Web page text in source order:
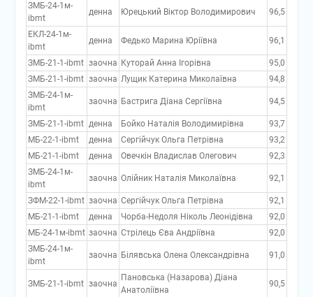
ЗМБ-24-1м-
ibmt
денна Юрецький Віктор Володимирович 96,5
ЕКЛ-24-1м-
ibmt
денна Федько Марина Юріївна 96,1
ЗМБ-21-1-ibmt заочна Куторай Анна Ігорівна
95,0
ЗМБ-21-1-ibmt заочна Лущик Катерина Миколаївна
94,8
ЗМБ-24-1м-
ibmt
заочна Бастрига Діана Сергіївна 94,5
ЗМБ-21-1-ibmt денна Бойко Наталія Володимирівна
93,7
МБ-22-1-ibmt
денна Сергійчук Ольга Петрівна
93,2
МБ-21-1-ibmt
денна Овечкін Владислав Олегович
92,3
ЗМБ-24-1м-
ibmt
заочна Олійник Наталія Миколаївна 92,1
ЗФМ-22-1-ibmt заочна Сергійчук Ольга Петрівна
92,1
МБ-21-1-ibmt
денна Чорба-Недоля Ніколь Леонідівна
92,0
МБ-24-1м-ibmt заочна Стрілець Єва Андріївна
92,0
ЗМБ-24-1м-
ibmt
заочна Білявська Олена Олександрівна 91,0
ЗМБ-21-1-ibmt заочна
Пановська (Назарова) Діана
Анатоліївна
90,5